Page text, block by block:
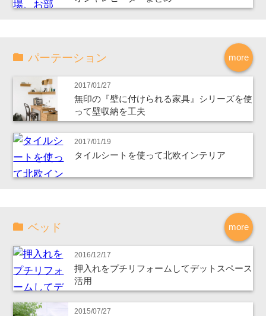
more
パーテーション
2017/01/27
無印の『壁に付けられる家具』シリーズを使
って壁収納を工夫
2017/01/19
タイルシートを使って北欧インテリア
more
ベッド
2016/12/17
押入れをプチリフォームしてデットスペース
活用
2015/07/27